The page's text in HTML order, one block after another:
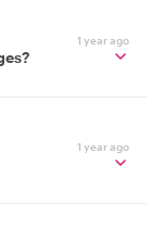
1 year ago
1 year ago